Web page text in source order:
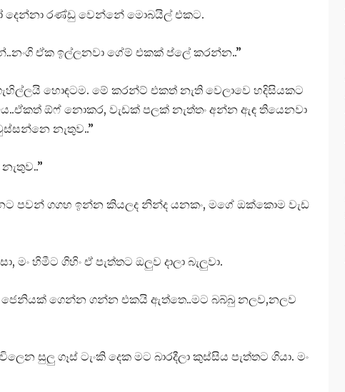
රණ්ඩු වෙන්නේ මොබයිල් එකට.
ඒක ඉල්ලනවා ගේම් එකක් ප්ලේ කරන්න..”
හොඳටම. මේ කරන්ට් එකත් නැති වෙලාවෙ හදිසියකට
ඕෆ් නොකර, වැඩක් පලක් නැත්තං අන්න ඇඳ තියෙනවා
නැතුව..”
පවන් ගගහ ඉන්න කියලද නින්ද යනකං, මගේ ඔක්කොම වැඩ
හිමීට ගිහිං ඒ පැත්තට ඔලුව දාලා බැලුවා.
ජෙනියක් ගෙන්න ගන්න එකයි ඇත්තෙ..මට බබ්බු නලව,නලව
සුලු ගෑස් ටැංකි දෙක මට බාරදීලා කුස්සිය පැත්තට ගියා. මං